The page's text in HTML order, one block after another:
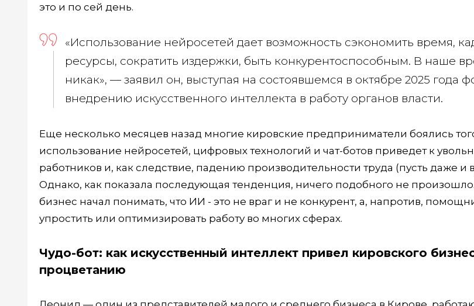
это и по сей день.
«Использование нейросетей дает возможность сэкономить время,
ресурсы, сократить издержки, быть конкурентоспособным. В наше
никак», — заявил он, выступая на состоявшемся в октябре 2025 года
внедрению искусственного интеллекта в работу органов власти.
Еще несколько месяцев назад многие кировские предприниматели боялись
использование нейросетей, цифровых технологий и чат-ботов приведет к
работников и, как следствие, падению производительности труда (пусть даже и
Однако, как показала последующая тенденция, ничего подобного не произошло.
бизнес начал понимать, что ИИ - это не враг и не конкурент, а, напротив,
упростить или оптимизировать работу во многих сферах.
Чудо-бот: как искусственный интеллект привел кировского
процветанию